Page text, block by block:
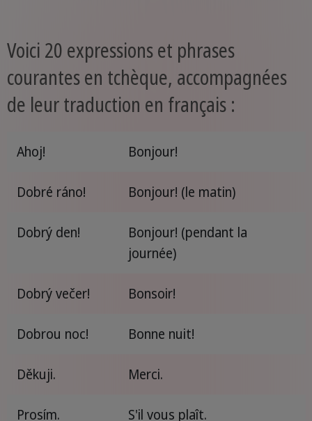
Voici 20 expressions et phrases
courantes en tchèque, accompagnées
de leur traduction en français :
Ahoj! Bonjour!
Dobré ráno! Bonjour! (le matin)
Dobrý den!
Bonjour! (pendant la
journée)
Dobrý večer! Bonsoir!
Dobrou noc! Bonne nuit!
Děkuji. Merci.
Prosím. S'il vous plaît.